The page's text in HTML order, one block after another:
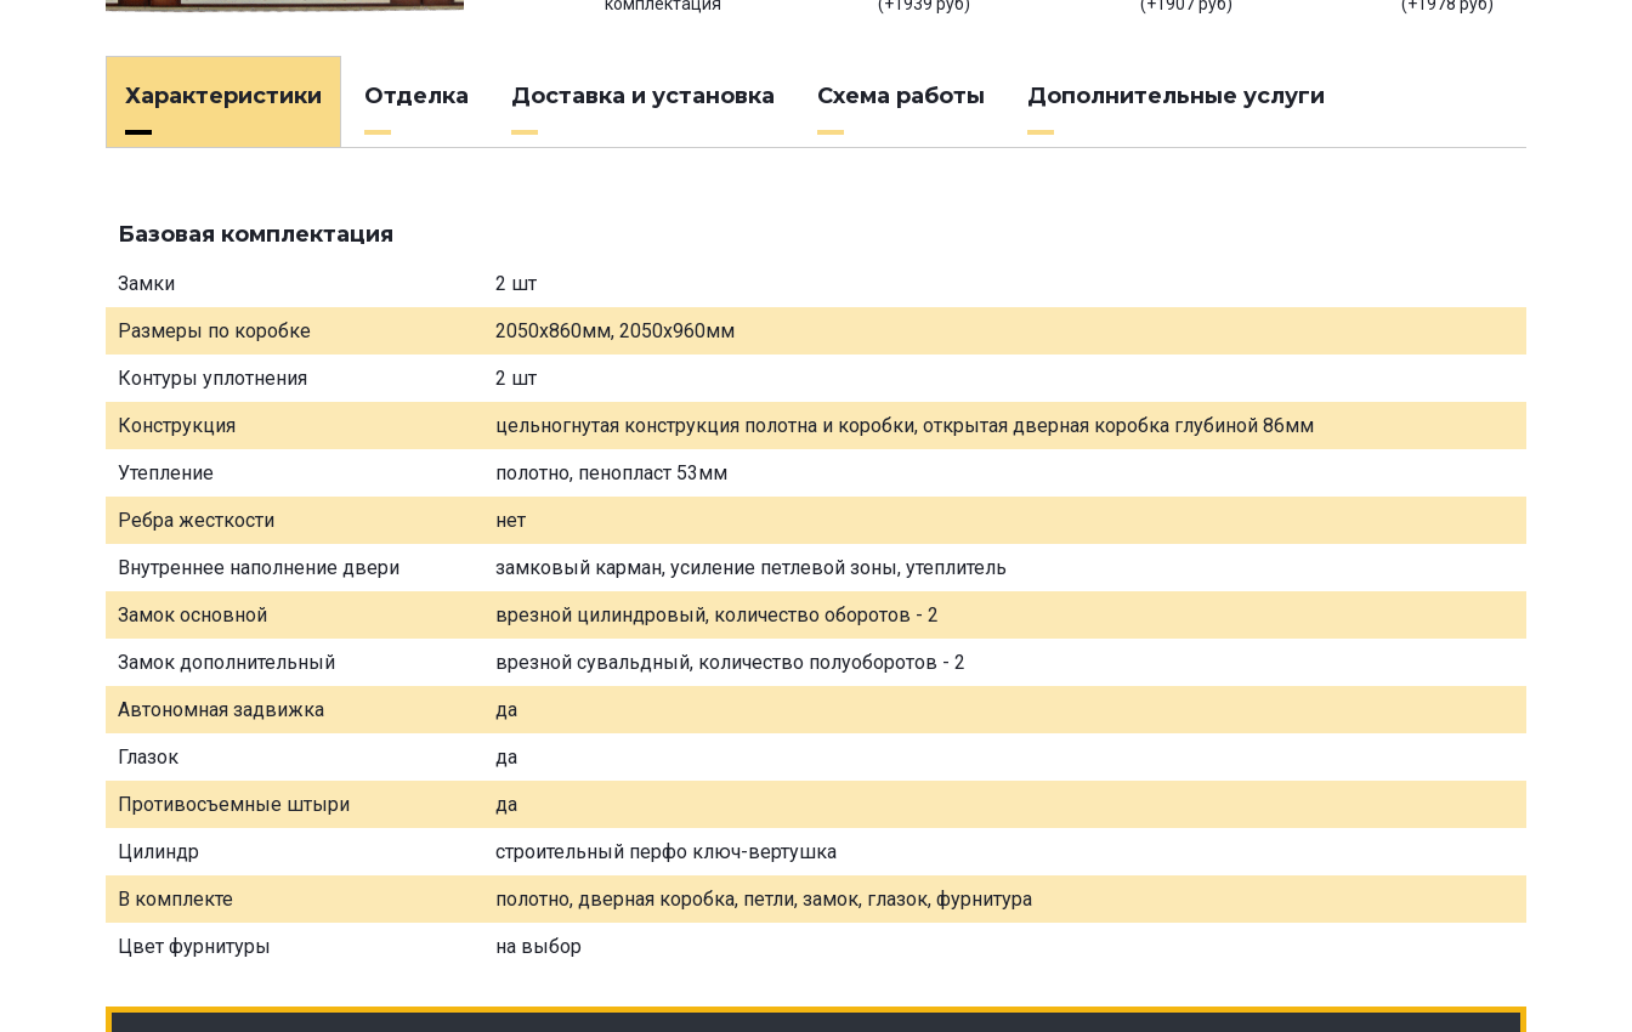
Характеристики Отделка Доставка и установка Схема работы Дополнительные услуги
Базовая комплектация
Замки 2 шт
Размеры по коробке 2050х860мм, 2050х960мм
Контуры уплотнения 2 шт
Конструкция цельногнутая конструкция полотна и коробки, открытая дверная коробка глубиной 86мм
Утепление полотно, пенопласт 53мм
Ребра жесткости нет
Внутреннее наполнение двери замковый карман, усиление петлевой зоны, утеплитель
Замок основной врезной цилиндровый, количество оборотов - 2
Замок дополнительный врезной сувальдный, количество полуоборотов - 2
Автономная задвижка да
Глазок да
Противосъемные штыри да
Цилиндр строительный перфо ключ-вертушка
В комплекте полотно, дверная коробка, петли, замок, глазок, фурнитура
Цвет фурнитуры на выбор